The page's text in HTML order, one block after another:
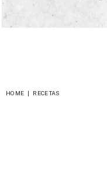
HOME | RECETAS